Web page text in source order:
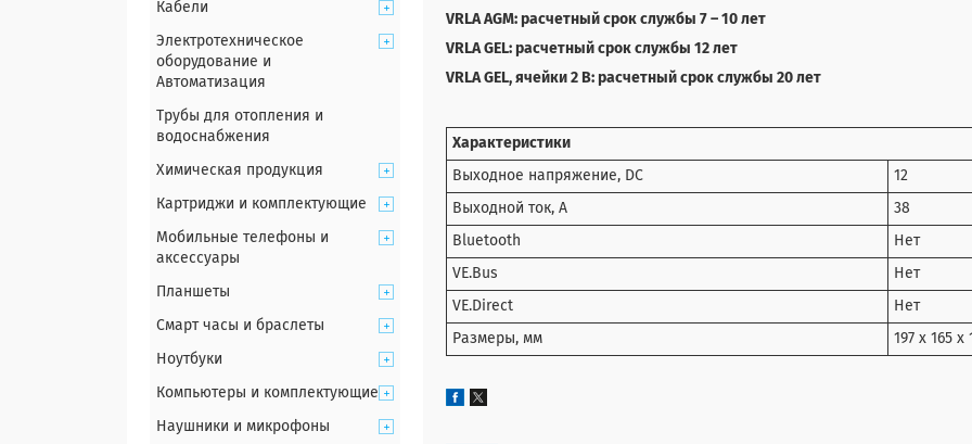
VRLA AGM: расчетный срок службы 7 – 10 лет
VRLA GEL: расчетный срок службы 12 лет
VRLA GEL, ячейки 2 В: расчетный срок службы 20 лет
Характеристики
Выходное напряжение, DC 12
Выходной ток, А 38
Bluetooth Нет
VE.Bus Нет
VE.Direct Нет
Размеры, мм 197 x 165 x
Кабели
Электротехническое
оборудование и
Автоматизация
Трубы для отопления и
водоснабжения
Химическая продукция
Картриджи и комплектующие
Мобильные телефоны и
аксессуары
Планшеты
Смарт часы и браслеты
Ноутбуки
Компьютеры и комплектующие
Наушники и микрофоны